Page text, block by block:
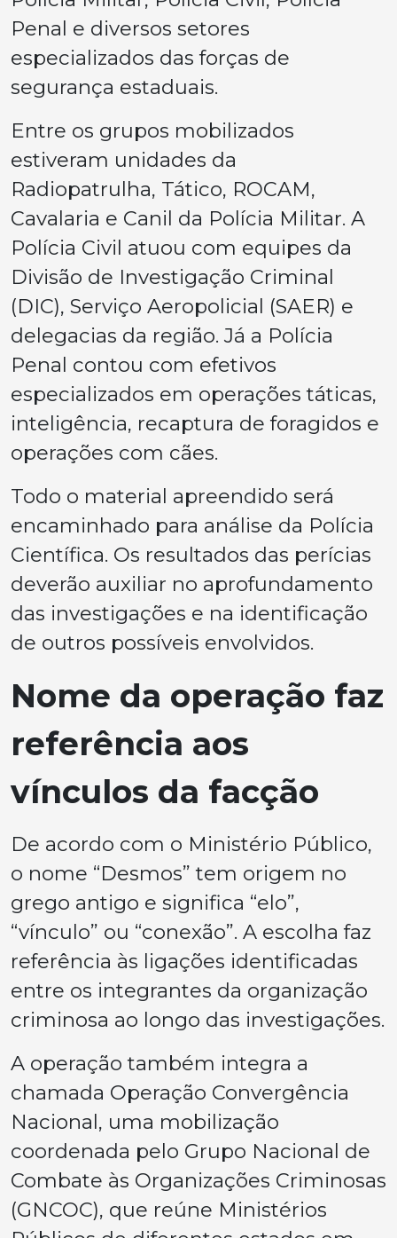
Penal e diversos setores
especializados das forças de
segurança estaduais.
Entre os grupos mobilizados
estiveram unidades da
Radiopatrulha, Tático, ROCAM,
Cavalaria e Canil da Polícia Militar. A
Polícia Civil atuou com equipes da
Divisão de Investigação Criminal
(DIC), Serviço Aeropolicial (SAER) e
delegacias da região. Já a Polícia
Penal contou com efetivos
especializados em operações táticas,
inteligência, recaptura de foragidos e
operações com cães.
Todo o material apreendido será
encaminhado para análise da Polícia
Científica. Os resultados das perícias
deverão auxiliar no aprofundamento
das investigações e na identificação
de outros possíveis envolvidos.
Nome da operação faz
referência aos
vínculos da facção
De acordo com o Ministério Público,
o nome “Desmos” tem origem no
grego antigo e significa “elo”,
“vínculo” ou “conexão”. A escolha faz
referência às ligações identificadas
entre os integrantes da organização
criminosa ao longo das investigações.
A operação também integra a
chamada Operação Convergência
Nacional, uma mobilização
coordenada pelo Grupo Nacional de
Combate às Organizações Criminosas
(GNCOC), que reúne Ministérios